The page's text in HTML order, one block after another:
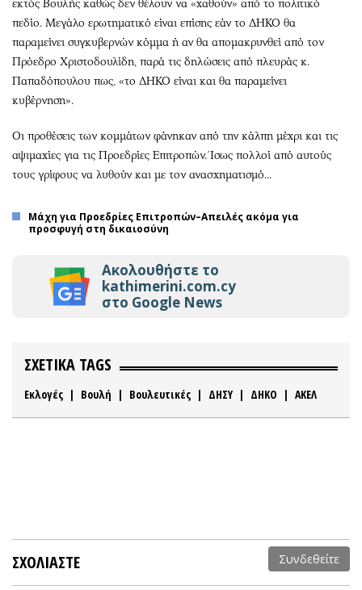
εκτός Βουλής καθώς δεν θέλουν να «χαθούν» από το πολιτικό
πεδίο. Μεγάλο ερωτηματικό είναι επίσης εάν το ΔΗΚΟ θα
παραμείνει συγκυβερνών κόμμα ή αν θα απομακρυνθεί από τον
Πρόεδρο Χριστοδουλίδη, παρά τις δηλώσεις από πλευράς κ.
Παπαδόπουλου πως, «το ΔΗΚΟ είναι και θα παραμείνει
κυβέρνηση».
Οι προθέσεις των κομμάτων φάνηκαν από την κάλπη μέχρι και τις
αψιμαχίες για τις Προεδρίες Επιτροπών. Ίσως πολλοί από αυτούς
τους γρίφους να λυθούν και με τον ανασχηματισμό...
Μάχη για Προεδρίες Επιτροπών–Απειλές ακόμα για
προσφυγή στη δικαιοσύνη
Ακολουθήστε το
kathimerini.com.cy
στο Google News
ΣΧΕΤΙΚΑ TAGS
Εκλογές | Βουλή | Βουλευτικές | ΔΗΣΥ | ΔΗΚΟ | ΑΚΕΛ
ΣΧΟΛΙΑΣΤΕ Συνδεθείτε